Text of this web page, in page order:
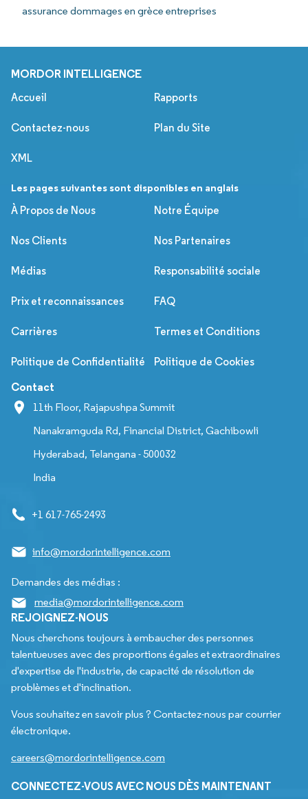
assurance dommages en grèce entreprises
MORDOR INTELLIGENCE
Accueil Rapports
Contactez-nous Plan du Site
XML
Les pages suivantes sont disponibles en anglais
À Propos de Nous
Notre Équipe
Nos Clients Nos Partenaires
Médias Responsabilité sociale
Prix et reconnaissances FAQ
Carrières Termes et Conditions
Politique de Confidentialité Politique de Cookies
Contact
11th Floor, Rajapushpa Summit
Nanakramguda Rd, Financial District, Gachibowli
Hyderabad, Telangana - 500032
India
+1 617-765-2493
info@mordorintelligence.com
Demandes des médias :
media@mordorintelligence.com
REJOIGNEZ-NOUS
Nous cherchons toujours à embaucher des personnes
talentueuses avec des proportions égales et extraordinaires
d'expertise de l'industrie, de capacité de résolution de
problèmes et d'inclination.
Vous souhaitez en savoir plus ? Contactez-nous par courrier
électronique.
careers@mordorintelligence.com
CONNECTEZ-VOUS AVEC NOUS DÈS MAINTENANT